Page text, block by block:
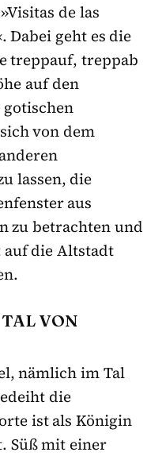
de las
Dabei geht es die
treppauf, treppab
auf den
von dem
lassen, die
aus
zu betrachten und
die Altstadt
VON
nämlich im Tal
die
ist als Königin
Süß mit einer